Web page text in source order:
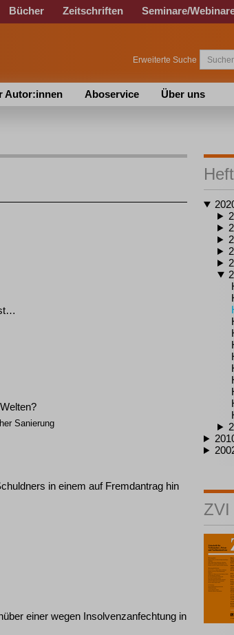
Bücher Zeitschriften Seminare/
Erweiterte Suche
Autor:innen Aboservice Über uns
Sanierung
in einem auf Fremdantrag hin
einer wegen Insolvenzanfechtung in
ZVI